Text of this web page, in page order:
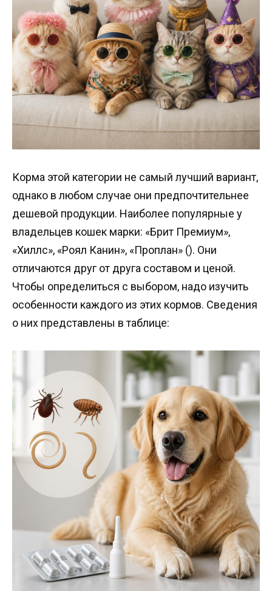
Корма этой категории не самый лучший вариант,
однако в любом случае они предпочтительнее
дешевой продукции. Наиболее популярные у
владельцев кошек марки: «Брит Премиум»,
«Хиллс», «Роял Канин», «Проплан» (). Они
отличаются друг от друга составом и ценой.
Чтобы определиться с выбором, надо изучить
особенности каждого из этих кормов. Сведения
о них представлены в таблице: